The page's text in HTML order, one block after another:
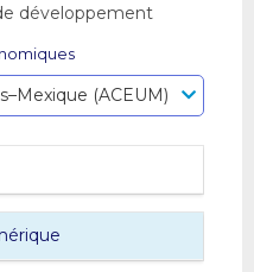
développement
(ACEUM)